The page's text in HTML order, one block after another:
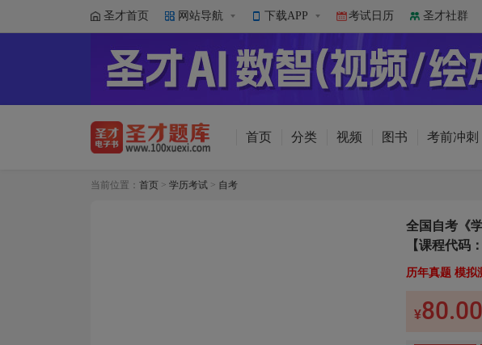
圣才首页 网站导航 下载APP 考试日历 圣才社群
首页 分类 视频 图书 考前冲刺
当前位置： 首页 > 学历考试 > 自考
全国自考《
【课程代码
历年真题 模拟
¥80.00